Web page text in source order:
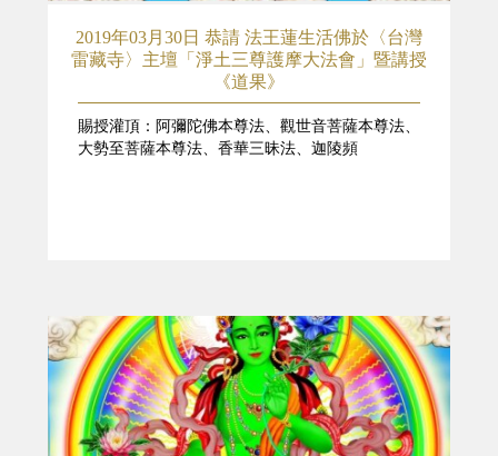
2019年03月30日 恭請 法王蓮生活佛於〈台灣
雷藏寺〉主壇「淨土三尊護摩大法會」暨講授
《道果》
賜授灌頂：阿彌陀佛本尊法、觀世音菩薩本尊法、
大勢至菩薩本尊法、香華三昧法、迦陵頻